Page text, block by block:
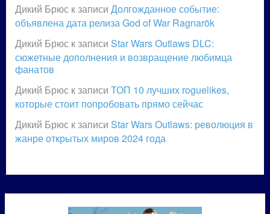
Дикий Брюс к записи Долгожданное событие:
объявлена дата релиза God of War Ragnarök
Дикий Брюс к записи Star Wars Outlaws DLC:
сюжетные дополнения и возвращение любимца
фанатов
Дикий Брюс к записи ТОП 10 лучших roguelikes,
которые стоит попробовать прямо сейчас
Дикий Брюс к записи Star Wars Outlaws: революция в
жанре открытых миров 2024 года